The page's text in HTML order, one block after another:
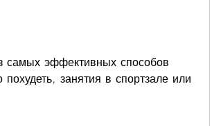
самых эффективных способов
занятия в спортзале или